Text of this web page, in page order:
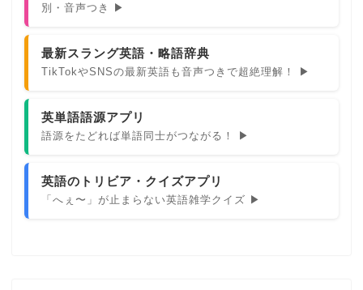
別・音声つき ▶
最新スラング英語・略語辞典
TikTokやSNSの最新英語も音声つきで超絶理解！ ▶
英単語語源アプリ
語源をたどれば単語同士がつながる！ ▶
英語のトリビア・クイズアプリ
「へぇ〜」が止まらない英語雑学クイズ ▶